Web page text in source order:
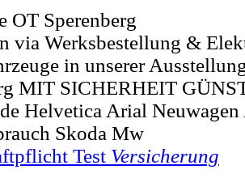
OT Sperenberg
via Werksbestellung &
in unserer
MIT SICHERHEIT
Helvetica Arial
Skoda Mw
Test Versicherung